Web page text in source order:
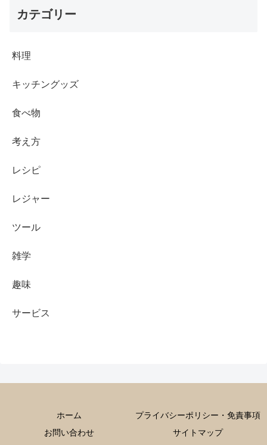
カテゴリー
料理
キッチングッズ
食べ物
考え方
レシピ
レジャー
ツール
雑学
趣味
サービス
ホーム
プライバシーポリシー・免責事項
お問い合わせ
サイトマップ